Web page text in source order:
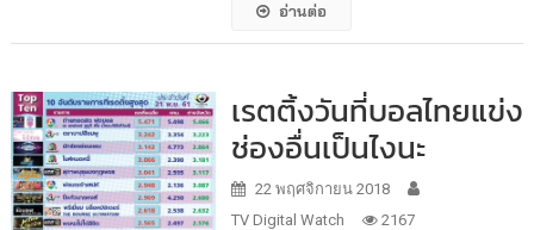
อ่านต่อ
เรตติ้งวันที่บอลไทยแข่ง
ช่องอื่นเป็นไงนะ
22 พฤศจิกายน 2018
TV Digital Watch
2167